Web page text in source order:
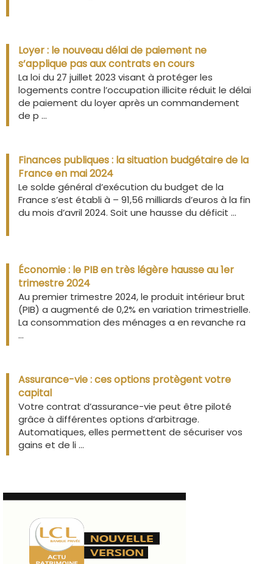
Loyer : le nouveau délai de paiement ne
s’applique pas aux contrats en cours
La loi du 27 juillet 2023 visant à protéger les
logements contre l’occupation illicite réduit le délai
de paiement du loyer après un commandement
de p ...
Finances publiques : la situation budgétaire de la
France en mai 2024
Le solde général d’exécution du budget de la
France s’est établi à – 91,56 milliards d’euros à la fin
du mois d’avril 2024. Soit une hausse du déficit ...
Économie : le PIB en très légère hausse au 1er
trimestre 2024
Au premier trimestre 2024, le produit intérieur brut
(PIB) a augmenté de 0,2% en variation trimestrielle.
La consommation des ménages a en revanche ra
...
Assurance-vie : ces options protègent votre
capital
Votre contrat d’assurance-vie peut être piloté
grâce à différentes options d’arbitrage.
Automatiques, elles permettent de sécuriser vos
gains et de li ...